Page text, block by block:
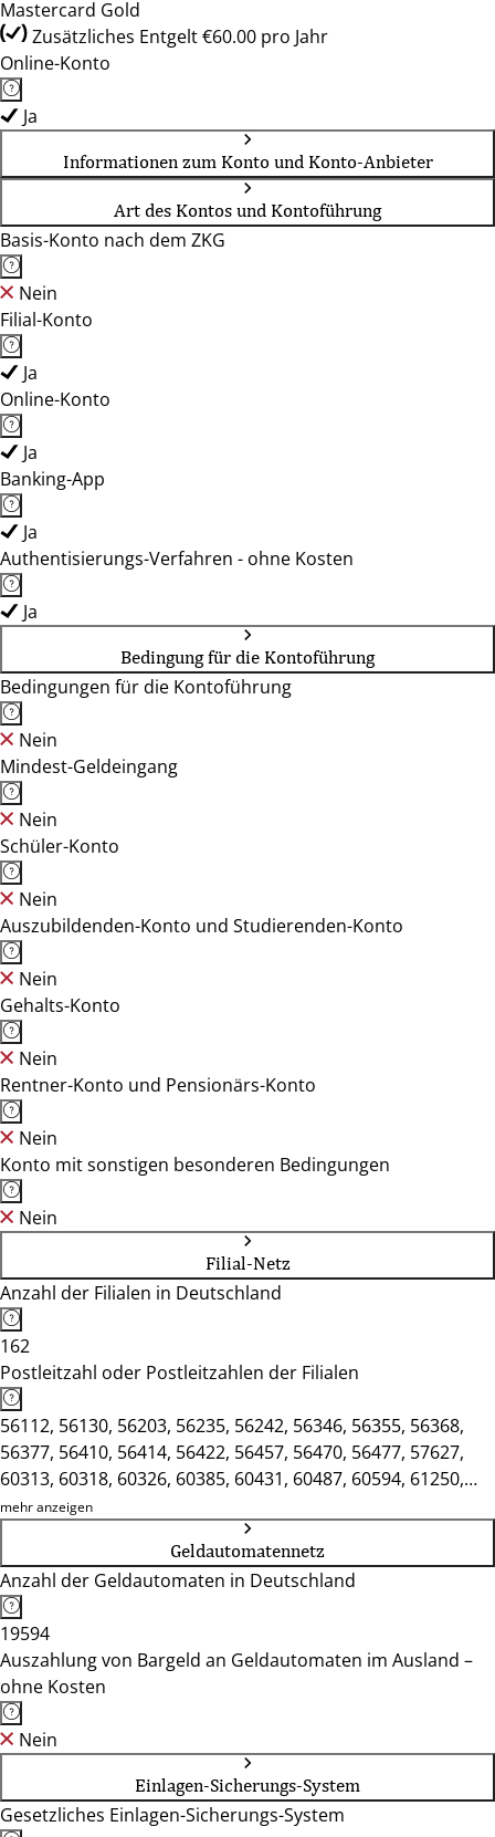
Mastercard Gold
Zusätzliches Entgelt €60.00 pro Jahr
Online-Konto
Ja
Informationen zum Konto und Konto-Anbieter
Art des Kontos und Kontoführung
Basis-Konto nach dem ZKG
Nein
Filial-Konto
Ja
Online-Konto
Ja
Banking-App
Ja
Authentisierungs-Verfahren - ohne Kosten
Ja
Bedingung für die Kontoführung
Bedingungen für die Kontoführung
Nein
Mindest-Geldeingang
Nein
Schüler-Konto
Nein
Auszubildenden-Konto und Studierenden-Konto
Nein
Gehalts-Konto
Nein
Rentner-Konto und Pensionärs-Konto
Nein
Konto mit sonstigen besonderen Bedingungen
Nein
Filial-Netz
Anzahl der Filialen in Deutschland
162
Postleitzahl oder Postleitzahlen der Filialen
56112, 56130, 56203, 56235, 56242, 56346, 56355, 56368,
56377, 56410, 56414, 56422, 56457, 56470, 56477, 57627,
60313, 60318, 60326, 60385, 60431, 60487, 60594, 61250,
61267, 61273, 61348, 61381, 61440, 61462, 65183, 65185,
65191, 65197, 65199, 65201, 65203, 65205, 65207, 65232,
65239, 65307, 65326, 65343, 65366, 65375, 65385, 65388,
65439, 65510, 65520, 65527, 65549, 65582, 65589, 65604,
65623, 65719, 65779, 65795, 65812, 65817, 65830, 65843,
65929
mehr anzeigen
Geldautomatennetz
Anzahl der Geldautomaten in Deutschland
19594
Auszahlung von Bargeld an Geldautomaten im Ausland –
ohne Kosten
Nein
Einlagen-Sicherungs-System
Gesetzliches Einlagen-Sicherungs-System